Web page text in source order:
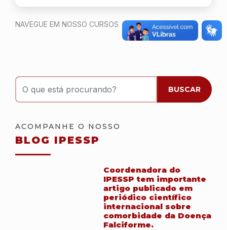
invasivos, com competência e
NAVEGUE EM NOSSO CURSOS
O que está procurando?
BUSCAR
ACOMPANHE O NOSSO
BLOG IPESSP
Coordenadora do
IPESSP tem importante
artigo publicado em
periódico científico
internacional sobre
comorbidade da Doença
Falciforme.